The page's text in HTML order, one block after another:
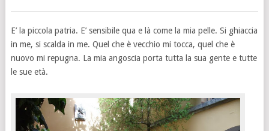
E’ la piccola patria. E’ sensibile qua e là come la mia pelle. Si ghiaccia
in me, si scalda in me. Quel che è vecchio mi tocca, quel che è
nuovo mi repugna. La mia angoscia porta tutta la sua gente e tutte
le sue età.